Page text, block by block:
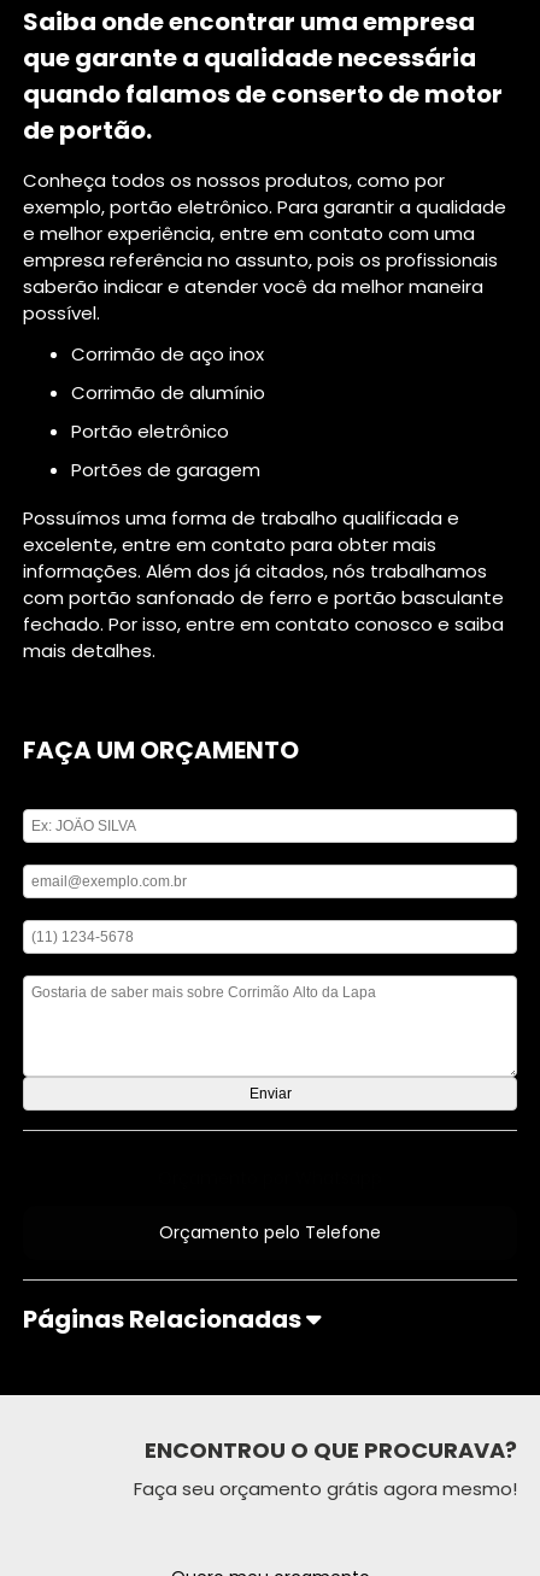
Saiba onde encontrar uma empresa
que garante a qualidade necessária
quando falamos de conserto de motor
de portão.
Conheça todos os nossos produtos, como por
exemplo, portão eletrônico. Para garantir a qualidade
e melhor experiência, entre em contato com uma
empresa referência no assunto, pois os profissionais
saberão indicar e atender você da melhor maneira
possível.
corrimão de aço inox
corrimão de alumínio
portão eletrônico
portões de garagem
Possuímos uma forma de trabalho qualificada e
excelente, entre em contato para obter mais
informações. Além dos já citados, nós trabalhamos
com portão sanfonado de ferro e portão basculante
fechado. Por isso, entre em contato conosco e saiba
mais detalhes.
FAÇA UM ORÇAMENTO
Orçamento pelo Telefone
Páginas Relacionadas
ENCONTROU O QUE PROCURAVA?
Faça seu orçamento grátis agora mesmo!